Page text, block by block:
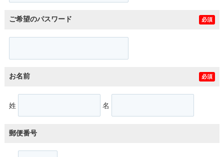
ご希望のパスワード 必須
お名前 必須
姓 名
郵便番号